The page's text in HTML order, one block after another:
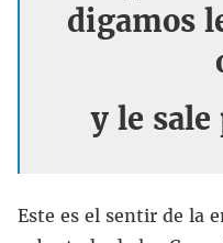
digamos
y le
Este es el sentir de la